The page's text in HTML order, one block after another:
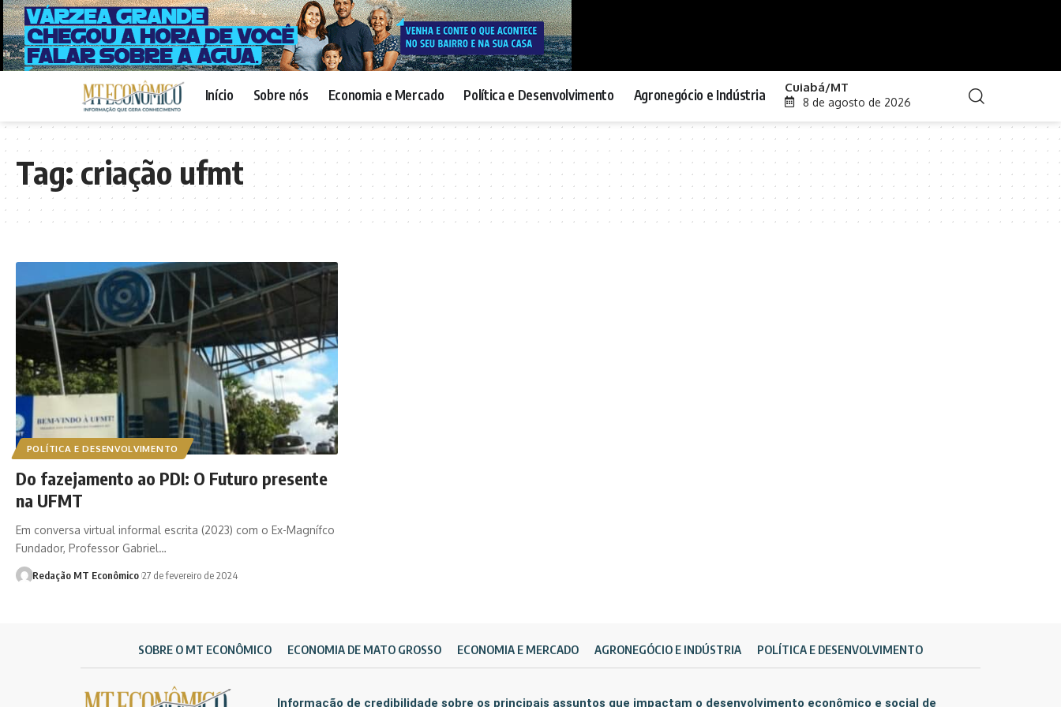
Início Sobre nós Economia e Mercado Política e Desenvolvimento Agronegócio e Indústria Cuiabá/MT
8 de agosto de 2026
Tag:criação ufmt
POLÍTICA E DESENVOLVIMENTO
Do fazejamento ao PDI: O Futuro presente
na UFMT
Em conversa virtual informal escrita (2023) com o Ex-Magnífco
Fundador, Professor Gabriel…
Redação MT Econômico 27 de fevereiro de 2024
SOBRE O MT ECONÔMICO ECONOMIA DE MATO GROSSO ECONOMIA E MERCADO AGRONEGÓCIO E INDÚSTRIA POLÍTICA E DESENVOLVIMENTO
Informação de credibilidade sobre os principais assuntos que impactam o desenvolvimento econômico e social de